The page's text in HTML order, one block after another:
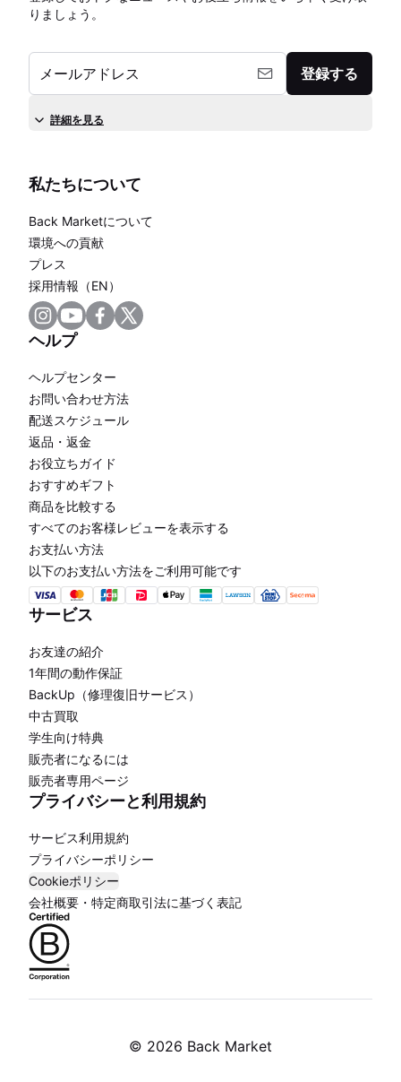
りましょう。
メールアドレス 登録する
詳細を見る
私たちについて
Back Marketについて
環境への貢献
プレス
採用情報（EN）
ヘルプ
ヘルプセンター
お問い合わせ方法
配送スケジュール
返品・返金
お役立ちガイド
おすすめギフト
商品を比較する
すべてのお客様レビューを表示する
お支払い方法
以下のお支払い方法をご利用可能です
サービス
お友達の紹介
1年間の動作保証
BackUp（修理復旧サービス）
中古買取
学生向け特典
販売者になるには
販売者専用ページ
プライバシーと利用規約
サービス利用規約
プライバシーポリシー
Cookieポリシー
会社概要・特定商取引法に基づく表記
© 2026 Back Market